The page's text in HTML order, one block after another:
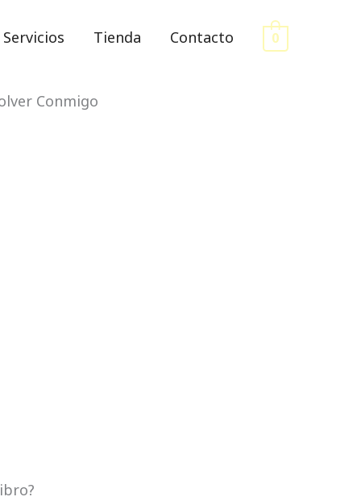
Servicios Tienda Contacto 0
Conmigo